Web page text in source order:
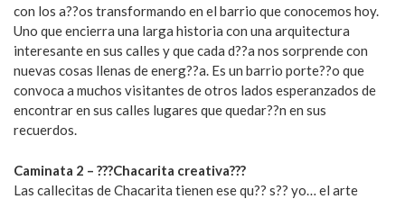
con los a??os transformando en el barrio que conocemos hoy.
Uno que encierra una larga historia con una arquitectura
interesante en sus calles y que cada d??a nos sorprende con
nuevas cosas llenas de energ??a. Es un barrio porte??o que
convoca a muchos visitantes de otros lados esperanzados de
encontrar en sus calles lugares que quedar??n en sus
recuerdos.
Caminata 2 – ???Chacarita creativa???
Las callecitas de Chacarita tienen ese qu?? s?? yo… el arte